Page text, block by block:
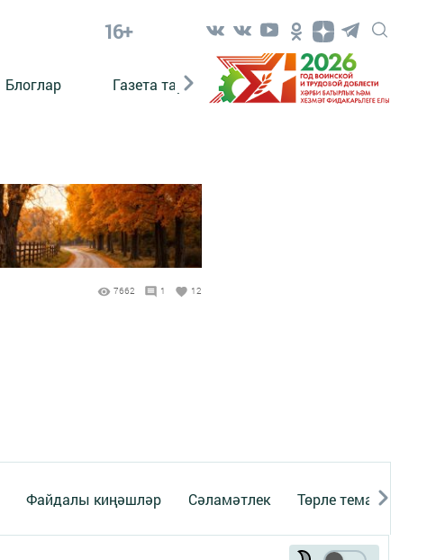
16+
Блоглар Газета тарихы Әкият Әкият
7662 1 12
Файдалы киңәшләр Сәламәтлек Төрле темалар